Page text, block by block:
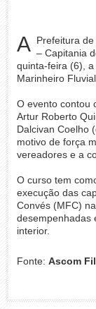
A Prefeitura
– Capitania
quinta-feira (6),
Marinheiro
O evento contou
Artur Roberto
Dalcivan Coelho
motivo de força
vereadores e a
O curso tem
execução das
Convés (MFC)
desempenhadas
interior.
Fonte: Ascom